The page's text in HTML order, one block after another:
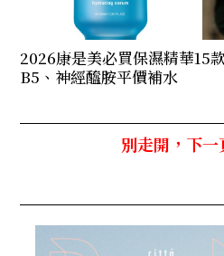
2026康是美必買保濕精華15
B5、神經醯胺平價補水
別走開，下